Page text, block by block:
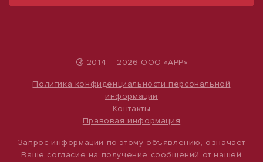
® 2014 – 2026 ООО «АРР»
Политика конфиденциальности персональной
информации
Контакты
Правовая информация
Запрос информации по этому объявлению, означает
Ваше согласие на получение сообщений от нашей